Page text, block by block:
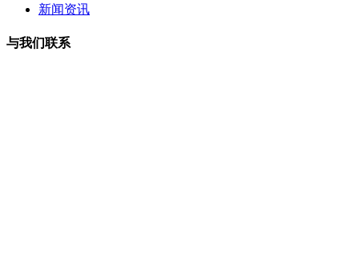
新闻资讯
与我们联系